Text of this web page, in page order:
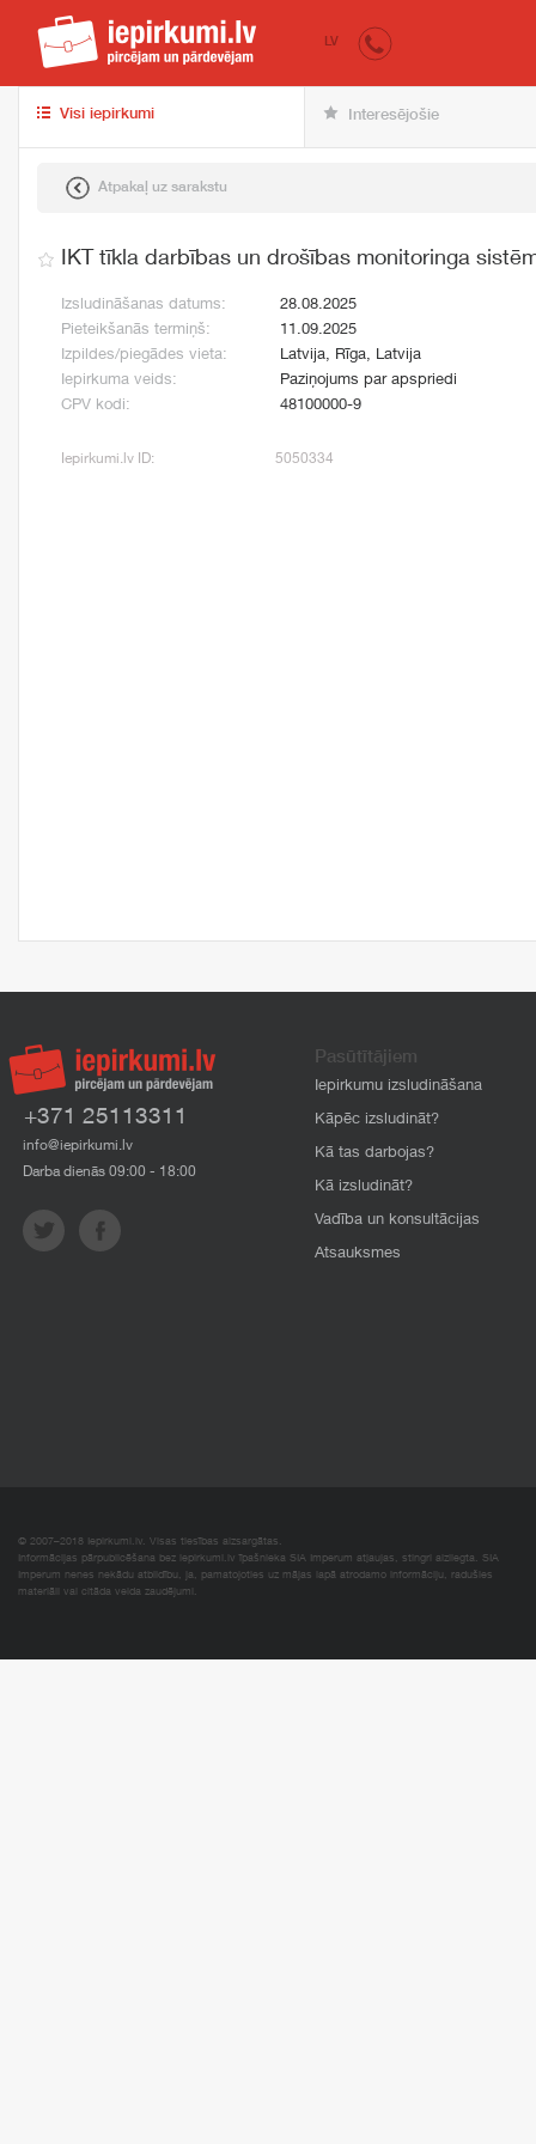
iepirkumi.lv
LV
Visi iepirkumi Interesējošie
Atpakaļ uz sarakstu
IKT tīkla darbības un drošības monitoringa
Izsludināšanas datums:
28.08.2025
Pieteikšanās termiņš:
11.09.2025
Izpildes/piegādes vieta:
Latvija, Rīga, Latvija
Iepirkuma veids:
Paziņojums par apspriedi
CPV kodi:
48100000-9
Iepirkumi.lv ID: 5050334
+371 25113311
info@iepirkumi.lv
Darba dienās 09:00 - 18:00
Pasūtītājiem
Iepirkumu izsludināšana
Kāpēc izsludināt?
Kā tas darbojas?
Kā izsludināt?
Vadība un konsultācijas
Atsauksmes
© 2007–2018 Iepirkumi.lv. Visas tiesības aizsargātas.
Informācijas pārpublicēšana bez iepirkumi.lv īpašnieka SIA Imperum atļaujas, stingri aizliegta. SIA
Imperum nenes nekādu atbildību, ja, pamatojoties uz mājas lapā atrodamo informāciju, radušies
materiāli vai citāda veida zaudējumi.